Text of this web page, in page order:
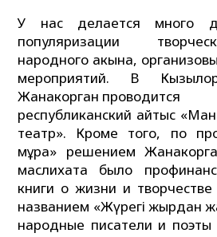
У нас делается много
популяризации
народного акына,
мероприятий. В
Жанакорган проводится
республиканский айтыс
театр». Кроме того, по
мұра» решением
маслихата было
книги о жизни и
названием «Жүрегi жырдан
народные писатели и поэты